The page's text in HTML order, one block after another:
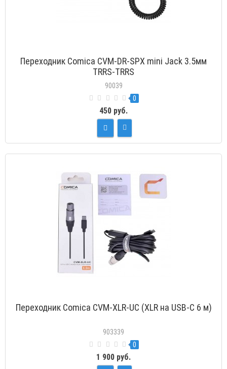
Переходник Comica CVM-DR-SPX mini Jack 3.5мм
TRRS-TRRS
90039
0
450 руб.
Переходник Comica CVM-XLR-UC (XLR на USB-C 6 м)
903339
0
1 900 руб.